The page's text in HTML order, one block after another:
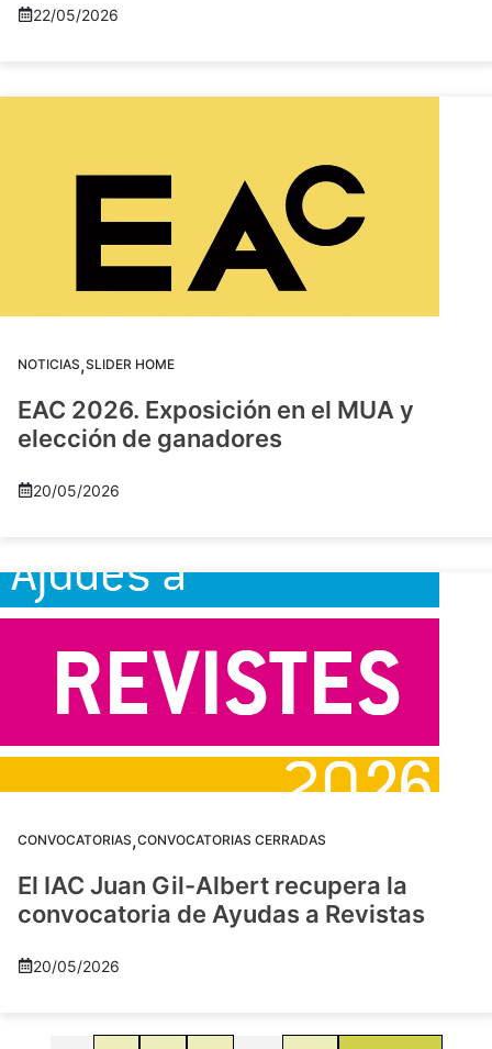
22/05/2026
NOTICIAS,SLIDER HOME
EAC 2026. Exposición en el MUA y
elección de ganadores
20/05/2026
CONVOCATORIAS,CONVOCATORIAS CERRADAS
El IAC Juan Gil-Albert recupera la
convocatoria de Ayudas a Revistas
20/05/2026